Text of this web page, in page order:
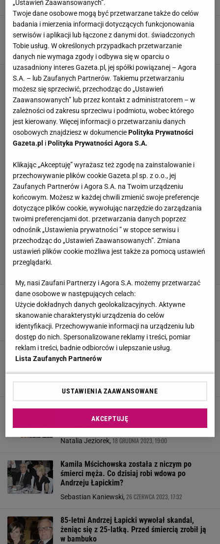
Natalia Jeziorek,
Tak dziś wygląda wdowa po Andrzeju Łapickim.
Nie przypomina siebie sprzed lat
Zuzanna Kwasek,23 SIERPNIA 2024, 15:47
Łapickich dzieliło 60 lat. Po śmierci męża
zniknęła z mediów. Tak dziś wygląda wdowa po
aktorze
Zuzanna Szeloch,7 CZERWCA 2024, 09:34
Związek Kamili i Andrzeja Łapickich wywołał
prawdziwy skandal. Dzieliło ich 60 lat. Po jego
śmierci została z niczym
Zuzanna Szeloch,19 STYCZNIA 2024, 19:40
Zuzanna Łapicka była córką filmowego amanta
i żoną drugiego. "Miałam tak ciekawe życie,
jakbym miała dwa życia!"
Natalia Jeziorek, 18 GRUDNIA 2023, 19:00
Kamila Mścichowska została z niczym po
śmierci męża. Co dzisiaj robi wdowa po
Andrzeju Łapickim?
Sebastian Kaniewski, 26 CZERWCA 2023, 17:32
85-letni Andrzej Łapicki wywołał skandal,
żeniąc się z 25-latką. Przed śmiercią zrobił ją
w bambuko
„Ustawień Zaawansowanych”.
Twoje dane osobowe mogą być przetwarzane także do celów
badania i mierzenia informacji dotyczących funkcjonowania
serwisów i aplikacji lub łączone z danymi dot. świadczonych
Tobie usług. W określonych przypadkach przetwarzanie
danych nie wymaga zgody i odbywa się w oparciu o
uzasadniony interes Gazeta.pl, jej spółki powiązanej – Agora
S.A. – lub Zaufanych Partnerów. Takiemu przetwarzaniu
możesz się sprzeciwić, przechodząc do „Ustawień
Zaawansowanych” lub przez kontakt z administratorem – w
zależności od zakresu sprzeciwu i podmiotu, wobec którego
jest kierowany. Więcej informacji o przetwarzaniu danych
osobowych znajdziesz w dokumenciePolityka Prywatności
Gazeta.pl iPolityka Prywatności Agora S.A.
Klikając „Akceptuję” wyrażasz też zgodę na zainstalowanie i
przechowywanie plików cookie Gazeta.pl sp. z o.o., jej
Zaufanych Partnerów i Agora S.A. na Twoim urządzeniu
końcowym. Możesz w każdej chwili zmienić swoje preferencje
dotyczące plików cookie, wywołując narzędzie do zarządzania
twoimi preferencjami dot. przetwarzania danych poprzez
odnośnik „Ustawienia prywatności ” w stopce serwisu i
przechodząc do „Ustawień Zaawansowanych”. Zmiana
ustawień plików cookie możliwa jest także za pomocą ustawień
przeglądarki.
My, nasi Zaufani Partnerzy i Agora S.A. możemy przetwarzać
dane osobowe w następujących celach:
Użycie dokładnych danych geolokalizacyjnych. Aktywne
skanowanie charakterystyki urządzenia do celów
identyfikacji. Przechowywanie informacji na urządzeniu lub
dostęp do nich. Spersonalizowane reklamy i treści, pomiar
reklam i treści, badnie odbiorców i ulepszanie usług.
Lista Zaufanych Partnerów
USTAWIENIA ZAAWANSOWANE
AKCEPTUJĘ